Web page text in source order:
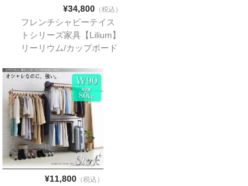
¥34,800 （税込）
フレンチシャビーテイス
トシリーズ家具【Lilium】
リーリウム/カップボード
¥11,800 （税込）